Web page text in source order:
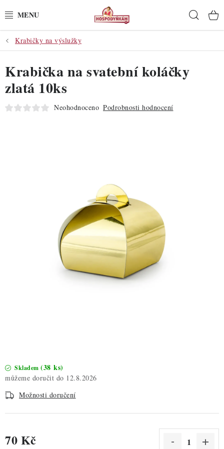
na
POTŘEBY
POMŮCKY
SUROVINY
ZDRAVÉ PEČENÍ
DÁRKOVÉ POUKAZY
TÉMATICKÉ PRODUKTY
Nepřevzetí zásilky na dobírku
Hodnocení obchodu
Podmínky ochrany osobních údajů
Krabičky na výslužky
Skladem (38 ks)
12.8.2026
Možnosti doručení
70 Kč
Krabička na svatební koláčky
zlatá 10ks
Neohodnoceno Podrobnosti hodnocení